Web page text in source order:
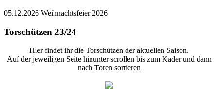
05.12.2026 Weihnachtsfeier 2026
Torschützen 23/24
Hier findet ihr die Torschützen der aktuellen Saison.
Auf der jeweiligen Seite hinunter scrollen bis zum Kader und dann
nach Toren sortieren